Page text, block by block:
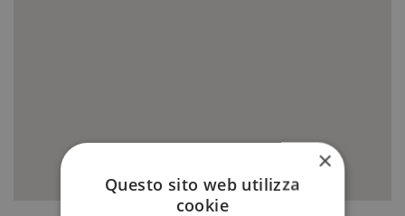
×
Questo sito web utilizza
cookie